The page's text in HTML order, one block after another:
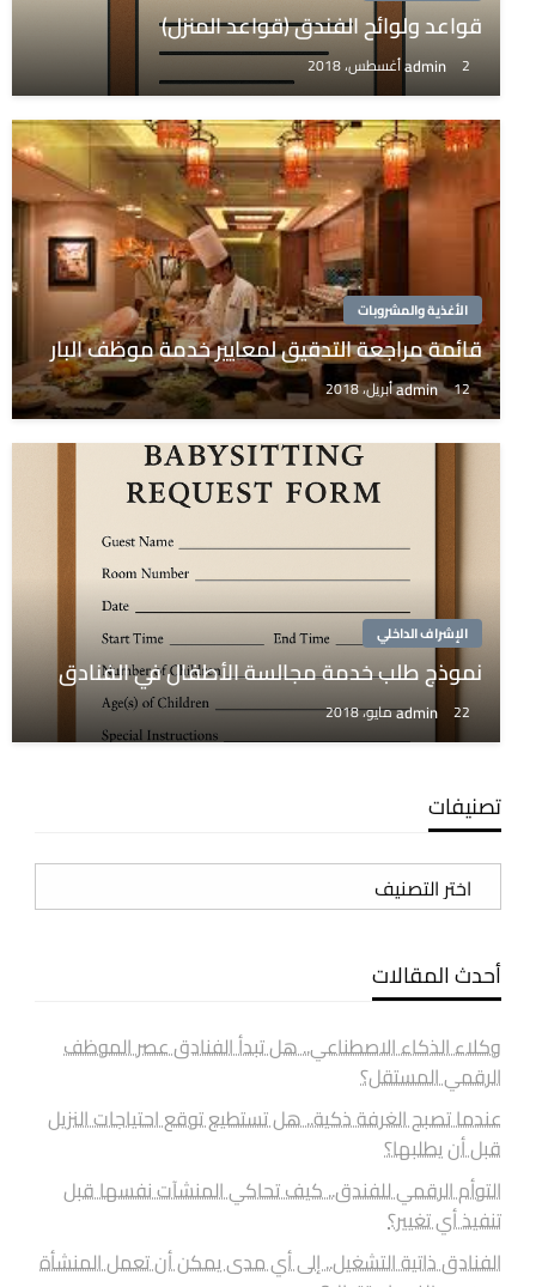
قواعد ولوائح الفندق (قواعد المنزل)
admin 2 أغسطس، 2018
الأغذية والمشروبات
قائمة مراجعة التدقيق لمعايير خدمة موظف البار
admin 12 أبريل، 2018
الإشراف الداخلي
نموذج طلب خدمة مجالسة الأطفال في الفنادق
admin 22 مايو، 2018
تصنيفات
تصنيفات
أحدث المقالات
وكلاء الذكاء الاصطناعي.. هل تبدأ الفنادق عصر الموظف
الرقمي المستقل؟
عندما تصبح الغرفة ذكية.. هل تستطيع توقع احتياجات النزيل
قبل أن يطلبها؟
التوأم الرقمي للفندق.. كيف تحاكي المنشآت نفسها قبل
تنفيذ أي تغيير؟
الفنادق ذاتية التشغيل.. إلى أي مدى يمكن أن تعمل المنشأة